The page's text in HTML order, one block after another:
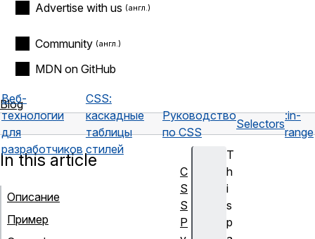
Advertise with us
Community
MDN on GitHub
Blog
Веб-
технологии
для
разработчиков
CSS:
каскадные
таблицы
стилей
Руководство
по CSS
Selectors
:in-
range
T
h
i
s
p
In this article
Описание
Пример
C
S
S
Р